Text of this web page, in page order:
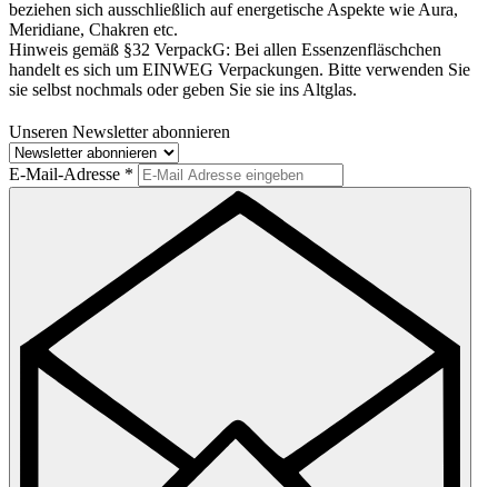
beziehen sich ausschließlich auf energetische Aspekte wie Aura,
Meridiane, Chakren etc.
Hinweis gemäß §32 VerpackG: Bei allen Essenzenfläschchen
handelt es sich um EINWEG Verpackungen. Bitte verwenden Sie
sie selbst nochmals oder geben Sie sie ins Altglas.
Unseren Newsletter abonnieren
E-Mail-Adresse *